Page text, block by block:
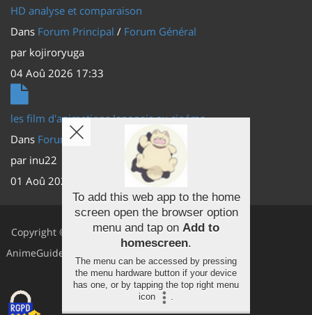
HD analyse et comparaison
Dans Forum Principal / Forum Général
par kojiroryuga
04 Aoû 2026 17:33
les film d'animations Japonais au cinéma
Dans Forum Principal
Actus (TV, vidéo, web)
par inu22
01 Aoû 2026 20:56
Copyright ©
AnimeGuides
Facebook
Youtube
Twitter
To add this web app to the home
screen open the browser option
menu and tap on Add to
homescreen.
The menu can be accessed by pressing
the menu hardware button if your device
has one, or by tapping the top right menu
icon
.